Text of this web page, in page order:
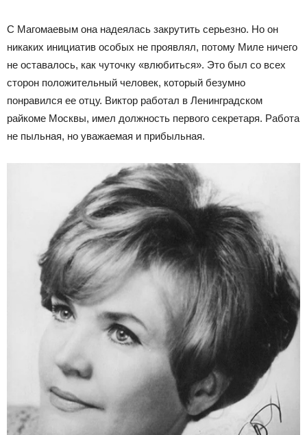
С Магомаевым она надеялась закрутить серьезно. Но он
никаких инициатив особых не проявлял, потому Миле ничего
не оставалось, как чуточку «влюбиться». Это был со всех
сторон положительный человек, который безумно
понравился ее отцу. Виктор работал в Ленинградском
райкоме Москвы, имел должность первого секретаря. Работа
не пыльная, но уважаемая и прибыльная.